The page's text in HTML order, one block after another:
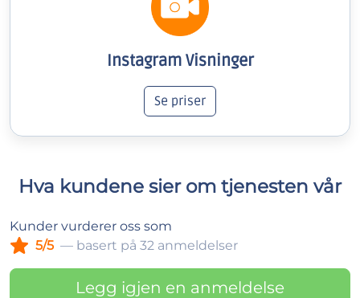
Instagram Visninger
Se priser
Hva kundene sier om tjenesten vår
Kunder vurderer oss som
5/5 — basert på 32 anmeldelser
Legg igjen en anmeldelse